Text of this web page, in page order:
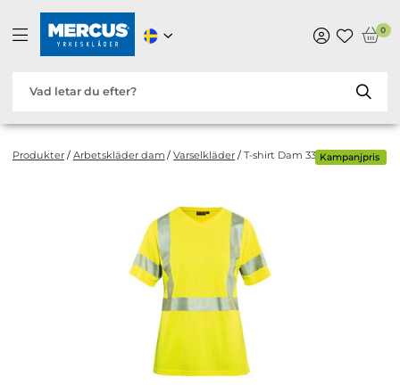
0
Produkter / Arbetskläder dam / Varselkläder / T-shirt Dam 3336-1013 Gul
Kampanjpris